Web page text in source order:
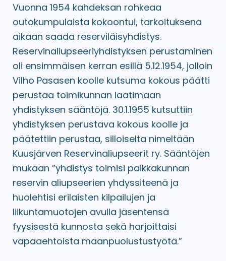
Vuonna 1954 kahdeksan rohkeaa
outokumpulaista kokoontui, tarkoituksena
aikaan saada reserviläisyhdistys.
Reservinaliupseeriyhdistyksen perustaminen
oli ensimmäisen kerran esillä 5.12.1954, jolloin
Vilho Pasasen koolle kutsuma kokous päätti
perustaa toimikunnan laatimaan
yhdistyksen sääntöjä. 30.1.1955 kutsuttiin
yhdistyksen perustava kokous koolle ja
päätettiin perustaa, silloiselta nimeltään
Kuusjärven Reservinaliupseerit ry. Sääntöjen
mukaan ”yhdistys toimisi paikkakunnan
reservin aliupseerien yhdyssiteenä ja
huolehtisi erilaisten kilpailujen ja
liikuntamuotojen avulla jäsentensä
fyysisestä kunnosta sekä harjoittaisi
vapaaehtoista maanpuolustustyötä.”